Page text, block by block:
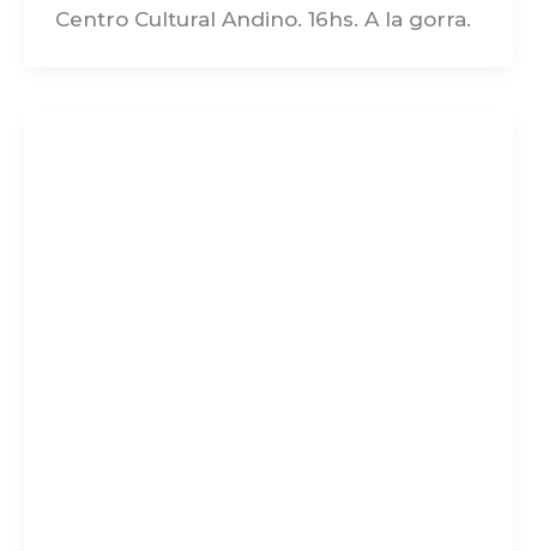
Centro Cultural Andino. 16hs. A la gorra.